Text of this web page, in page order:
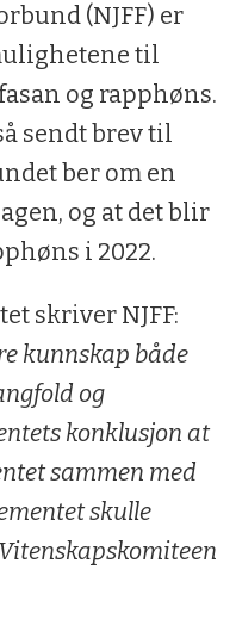
(NJFF) er
til
og rapphøns.
sendt brev til
ber om en
og at det blir
i 2022.
skriver NJFF:
kunnskap både
og
konklusjon at
sammen med
skulle